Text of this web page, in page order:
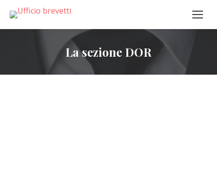
La sezione DOR